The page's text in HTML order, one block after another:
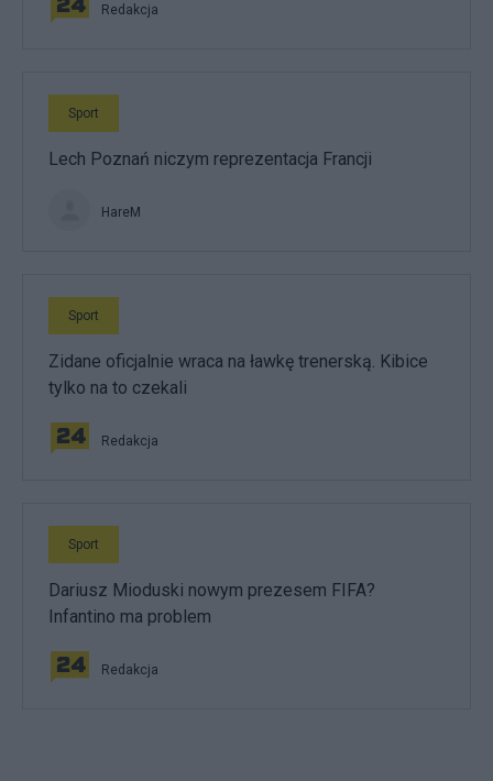
Redakcja
Sport
Lech Poznań niczym reprezentacja Francji
HareM
Sport
Zidane oficjalnie wraca na ławkę trenerską. Kibice
tylko na to czekali
Redakcja
Sport
Dariusz Mioduski nowym prezesem FIFA?
Infantino ma problem
Redakcja